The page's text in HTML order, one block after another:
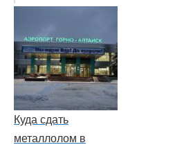
Куда сдать
металлолом в